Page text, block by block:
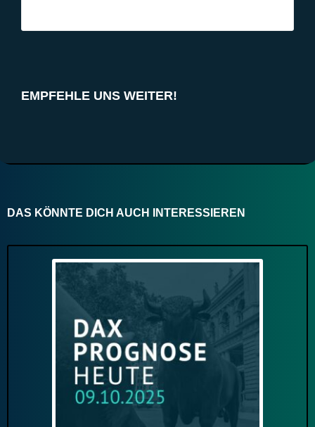
EMPFEHLE UNS WEITER!
DAS KÖNNTE DICH AUCH INTERESSIEREN